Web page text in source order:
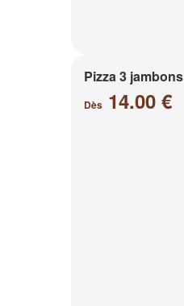
Pizza 3 jambons
Dès 14.00 €